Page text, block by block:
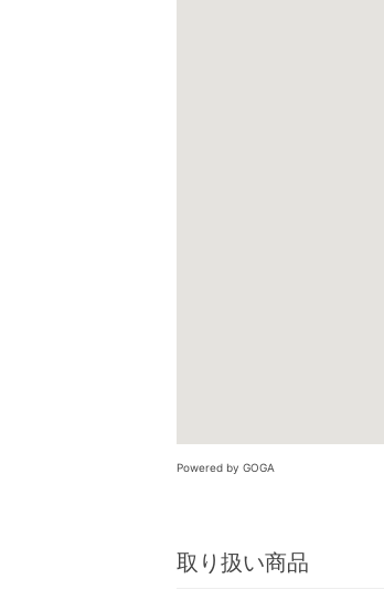
Powered by GOGA
取り扱い商品